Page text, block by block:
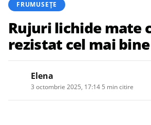
FRUMUSEȚE
Rujuri lichide mate
rezistat cel mai
Elena
3 octombrie 2025, 17:14 5 min citire